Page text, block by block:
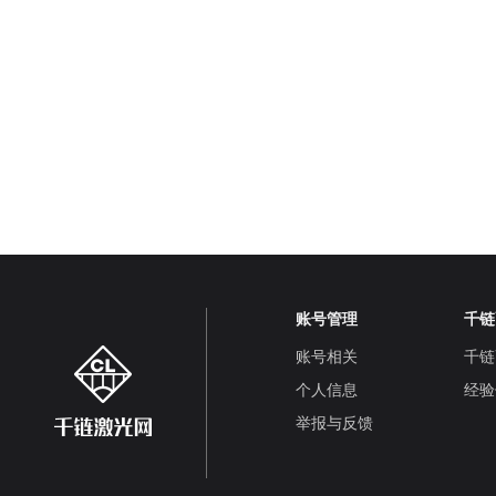
账号管理
账号相关
个人信息
举报与反馈
千
千
经